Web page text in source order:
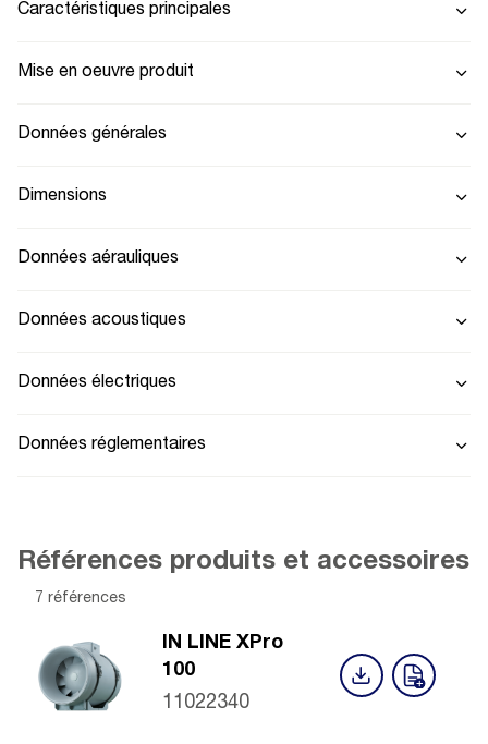
Caractéristiques principales
Mise en oeuvre produit
Données générales
Dimensions
Données aérauliques
Données acoustiques
Données électriques
Données réglementaires
Références produits et accessoires
7 références
IN LINE XPro
100
11022340